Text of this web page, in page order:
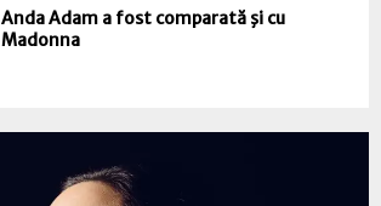
Anda Adam a fost comparată şi cu
Madonna